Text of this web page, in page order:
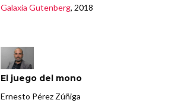
Galaxia Gutenberg, 2018
El juego del mono
Ernesto Pérez Zúñiga